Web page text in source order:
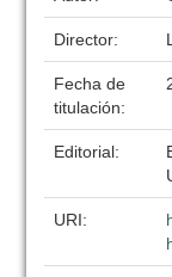
Director:
Fecha de
titulación:
Editorial:
URI: